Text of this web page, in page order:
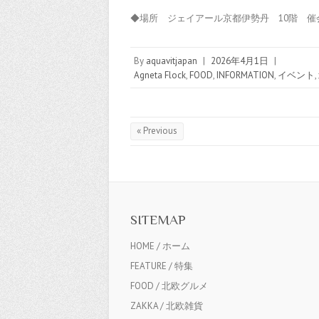
◆場所 ジェイアール京都伊勢丹 10階 催
By aquavitjapan | 2026年4月1日
|
Agneta Flock, FOOD, INFORMATION, イベント,
« Previous
SITEMAP
HOME / ホーム
FEATURE / 特集
FOOD / 北欧グルメ
ZAKKA / 北欧雑貨